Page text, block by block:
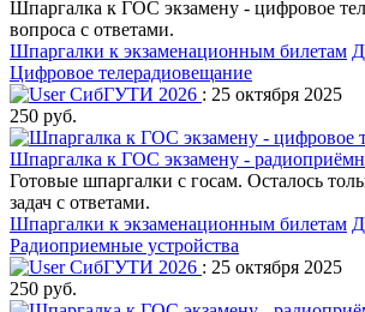
Шпаргалка к ГОС экзамену - цифровое
вопроса с ответами.
Шпаргалки к экзаменационным билетам
Цифровое телерадиовещание
СибГУТИ 2026 : 25 октября 2025
250 руб.
Шпаргалка к ГОС экзамену -
Готовые шпаргалки с госам. Осталось
задач с ответами.
Шпаргалки к экзаменационным билетам
Радиоприемные устройства
СибГУТИ 2026 : 25 октября 2025
250 руб.